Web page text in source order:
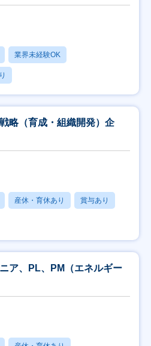
業界未経験OK
略（育成・組織開発）企
産休・育休あり 賞与あり
ア、PL、PM（エネルギー